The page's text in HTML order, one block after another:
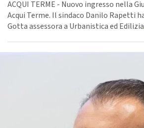
ACQUI TERME - Nuovo ingresso nella
Acqui Terme. Il sindaco Danilo Rapetti
Gotta assessora a Urbanistica ed